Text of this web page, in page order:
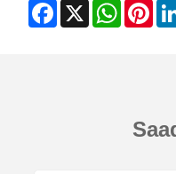
Facebook
X WhatsApp